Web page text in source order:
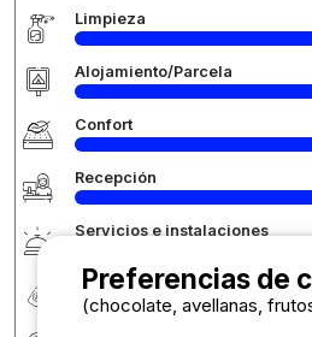
Limpieza
Alojamiento/Parcela
Confort
Recepción
Servicios e instalaciones
Relación calidad/precio
Preferencias de
(chocolate, avellanas,